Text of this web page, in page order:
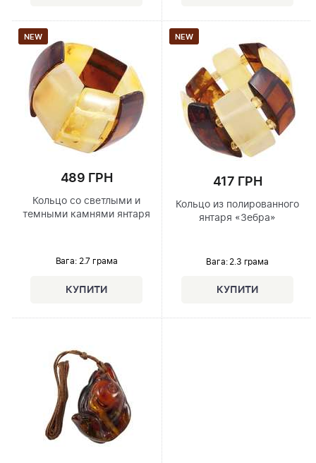
NEW
489 ГРН
Кольцо со светлыми и
темными камнями янтаря
Вага: 2.7 грама
NEW
417 ГРН
Кольцо из полированного
янтаря «Зебра»
Вага: 2.3 грама